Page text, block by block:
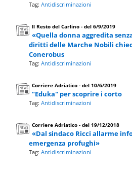
Tag:Antidiscriminazioni
Il Resto del Carlino - del 6/9/2019
«Quella donna aggredita
diritti delle Marche Nobili
Conerobus
Tag:Antidiscriminazioni
Corriere Adriatico - del 10/6/2019
"Eduka" per scoprire i corto
Tag:Antidiscriminazioni
Corriere Adriatico - del 19/12/2018
«Dal sindaco Ricci allarme
emergenza profughi»
Tag:Antidiscriminazioni